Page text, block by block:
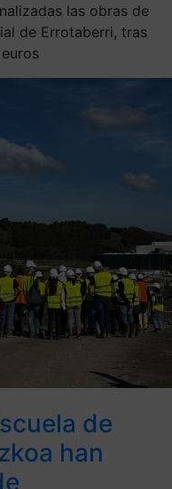
las obras de
de Errotaberri, tras
de
han